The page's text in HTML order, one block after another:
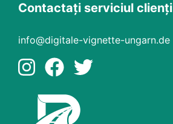
Contactați serviciul clienți
info@digitale-vignette-ungarn.de